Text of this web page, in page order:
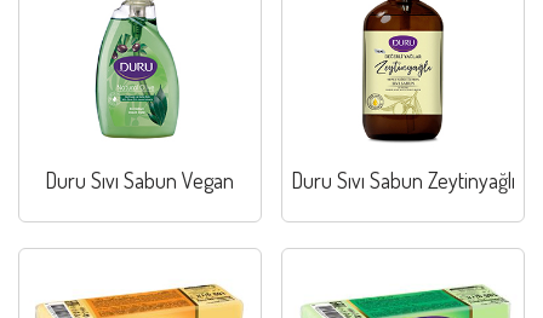
Duru Sıvı Sabun Vegan Duru Sıvı Sabun Zeytinyağlı